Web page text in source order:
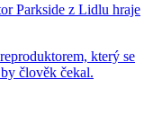
Parkside z Lidlu hraje
který se
člověk čekal.